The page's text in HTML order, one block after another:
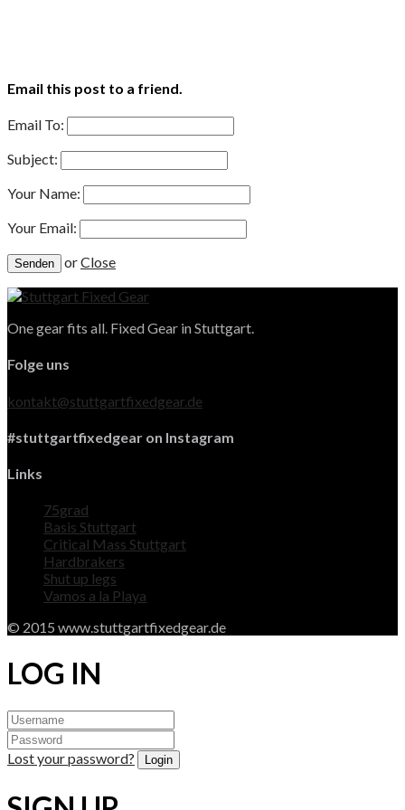
Email this post to a friend.
Email To:
Subject:
Your Name:
Your Email:
orClose
One gear fits all. Fixed Gear in Stuttgart.
Folge uns
kontakt@stuttgartfixedgear.de
#stuttgartfixedgear on Instagram
Links
75grad
Basis Stuttgart
Critical Mass Stuttgart
Hardbrakers
Shut up legs
Vamos a la Playa
© 2015 www.stuttgartfixedgear.de
LOG IN
Lost your password?